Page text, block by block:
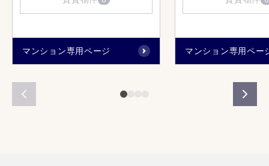
マンション専用ページ マンション専用ペー